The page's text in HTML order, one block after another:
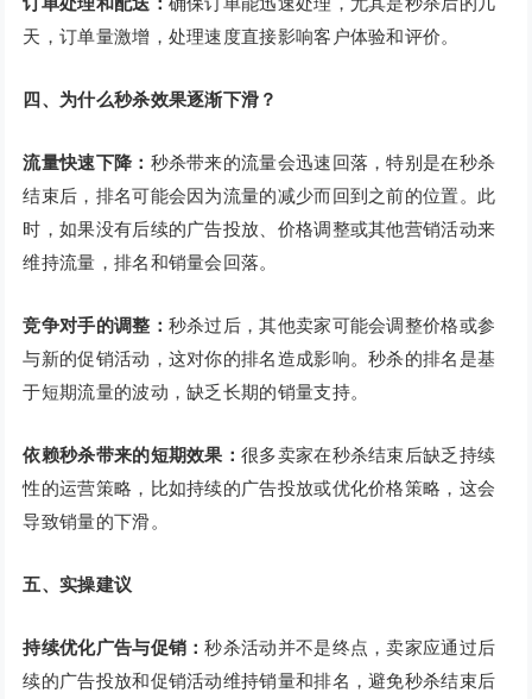
天，订单量激增，处理速度直接影响客户体验和评价。
四、为什么秒杀效果逐渐下滑？
流量快速下降： 秒杀带来的流量会迅速回落，特别是在秒杀
结束后，排名可能会因为流量的减少而回到之前的位置。此
时，如果没有后续的广告投放、价格调整或其他营销活动来
维持流量，排名和销量会回落。
竞争对手的调整： 秒杀过后，其他卖家可能会调整价格或参
与新的促销活动，这对你的排名造成影响。秒杀的排名是基
于短期流量的波动，缺乏长期的销量支持。
依赖秒杀带来的短期效果：很多卖家在秒杀结束后缺乏持续
性的运营策略，比如持续的广告投放或优化价格策略，这会
导致销量的下滑。
五、实操建议
持续优化广告与促销：秒杀活动并不是终点，卖家应通过后
续的广告投放和促销活动维持销量和排名，避免秒杀结束后